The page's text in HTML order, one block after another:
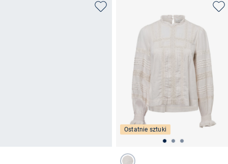
Ostatnie sztuki